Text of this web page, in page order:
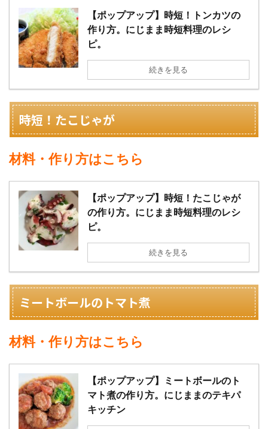
【ポップアップ】時短！トンカツの
作り方。にじまま時短料理のレシ
ピ。
続きを見る
時短！たこじゃが
材料・作り方はこちら
【ポップアップ】時短！たこじゃが
の作り方。にじまま時短料理のレシ
ピ。
続きを見る
ミートボールのトマト煮
材料・作り方はこちら
【ポップアップ】ミートボールのト
マト煮の作り方。にじままのテキパ
キッチン